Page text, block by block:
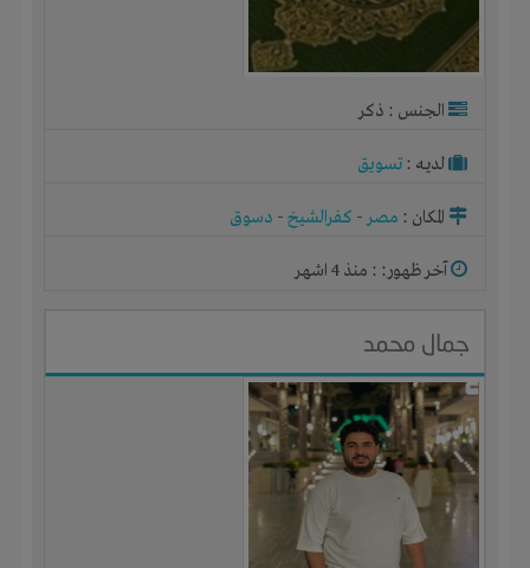
الجنس : ذكر
لديـه : تسويق
المكان : مصر- كفرالشيخ- دسوق
آخر ظهور: : منذ 4 اشهر
جمال محمد